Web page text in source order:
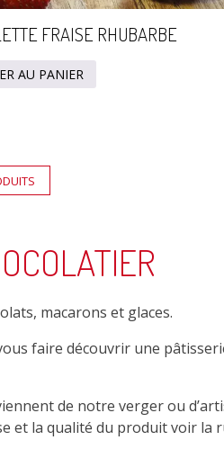
FRAISE RHUBARBE
AU PANIER
macarons et glaces.
faire découvrir une
de notre verger ou
et la qualité du produit voir la